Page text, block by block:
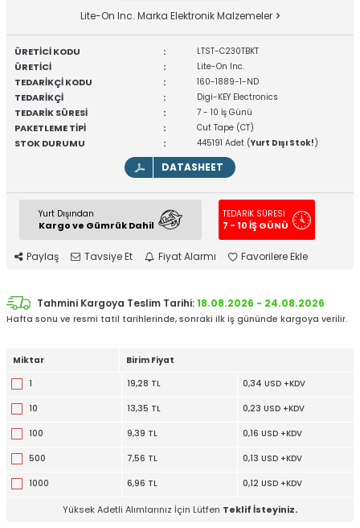
Lite-On Inc. Marka Elektronik Malzemeler
ÜRETİCİ KODU : LTST-C230TBKT
ÜRETİCİ : Lite-On Inc.
TEDARİKÇİ KODU : 160-1889-1-ND
TEDARİKÇİ : Digi-KEY Electronics
TEDARİK SÜRESİ : 7 - 10 İş Günü
PAKETLEME TİPİ : Cut Tape (CT)
STOK DURUMU : 445191 Adet (Yurt Dışı Stok!)
DATASHEET
Yurt Dışından
Kargo ve Gümrük Dahil
TEDARİK SÜRESİ
7 - 10 İŞ GÜNÜ
Paylaş Tavsiye Et Fiyat Alarmı Favorilere Ekle
Tahmini Kargoya Teslim Tarihi:18.08.2026 - 24.08.2026
Hafta sonu ve resmi tatil tarihlerinde, sonraki ilk iş gününde kargoya verilir.
Miktar
Birim Fiyat
1
19,28 TL 0,34 USD +KDV
10 13,35 TL 0,23 USD +KDV
100 9,39 TL 0,16 USD +KDV
500 7,56 TL 0,13 USD +KDV
1000 6,96 TL 0,12 USD +KDV
Yüksek Adetli Alımlarınız İçin Lütfen Teklif İsteyiniz.